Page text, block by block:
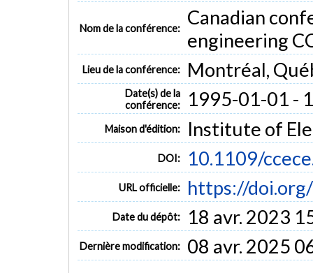
Nom de la conférence:
Canadian
engineering
Lieu de la conférence: Montréal,
Date(s) de la
conférence:
1995-01-01 -
Maison d'édition: Institute of
DOI: 10.1109/
URL officielle: https://
Date du dépôt: 18 avr. 2023
Dernière modification: 08 avr. 2025